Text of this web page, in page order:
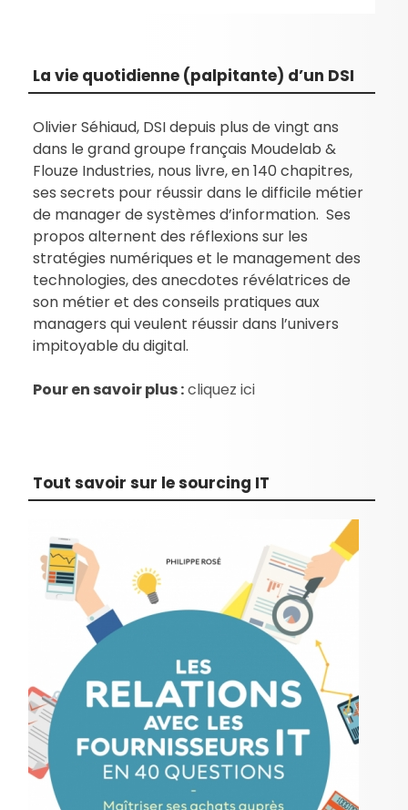
La vie quotidienne (palpitante) d’un DSI
Olivier Séhiaud, DSI depuis plus de vingt ans
dans le grand groupe français Moudelab &
Flouze Industries, nous livre, en 140 chapitres,
ses secrets pour réussir dans le difficile métier
de manager de systèmes d’information. Ses
propos alternent des réflexions sur les
stratégies numériques et le management des
technologies, des anecdotes révélatrices de
son métier et des conseils pratiques aux
managers qui veulent réussir dans l’univers
impitoyable du digital.
Pour en savoir plus :cliquez ici
Tout savoir sur le sourcing IT